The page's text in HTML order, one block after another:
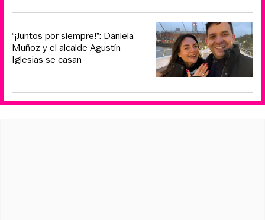
“¡Juntos por siempre!”: Daniela
Muñoz y el alcalde Agustín
Iglesias se casan